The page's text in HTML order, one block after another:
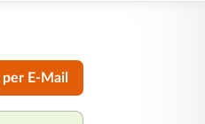
E-Mail